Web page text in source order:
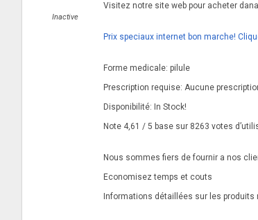
Inactive
Visitez notre site web pour acheter
Prix speciaux internet bon marche!
Forme medicale: pilule
Prescription requise: Aucune
Disponibilité: In Stock!
Note 4,61 / 5 base sur 8263 votes
Nous sommes fiers de fournir a nos
Economisez temps et couts
Informations détaillées sur les produits